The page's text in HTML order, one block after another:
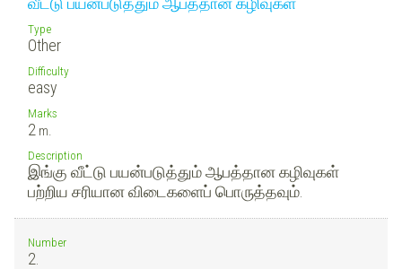
Type
Other
Difficulty
easy
Marks
2 m.
Description
இங்கு வீட்டு பயன்படுத்தும் ஆபத்தான கழிவுகள்
பற்றிய சரியான விடைகளைப் பொருத்தவும்.
Number
2.